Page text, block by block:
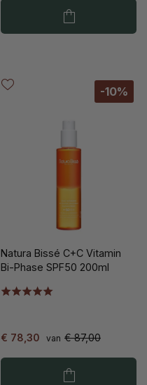
-10%
Natura Bissé C+C Vitamin
Bi-Phase SPF50 200ml
€ 78,30 van € 87,00